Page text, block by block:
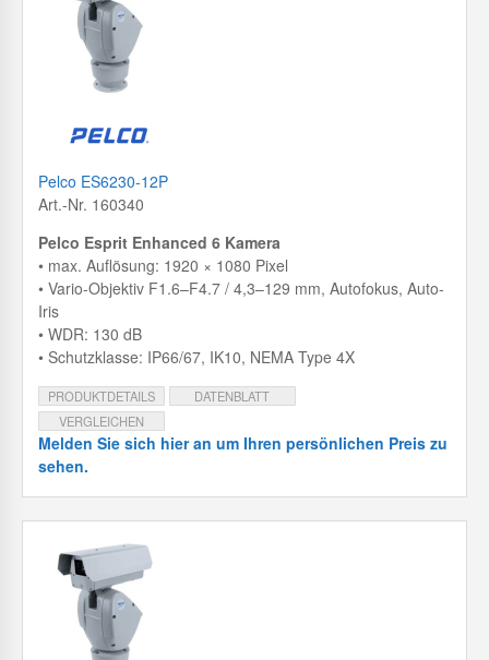
Pelco ES6230-12P
Art.-Nr. 160340
Pelco Esprit Enhanced 6 Kamera
• max. Auflösung: 1920 × 1080 Pixel
• Vario-Objektiv F1.6–F4.7 / 4,3–129 mm, Autofokus, Auto-
Iris
• WDR: 130 dB
• Schutzklasse: IP66/67, IK10, NEMA Type 4X
PRODUKTDETAILS
DATENBLATT
VERGLEICHEN
Melden Sie sich hier an um Ihren persönlichen Preis zu
sehen.